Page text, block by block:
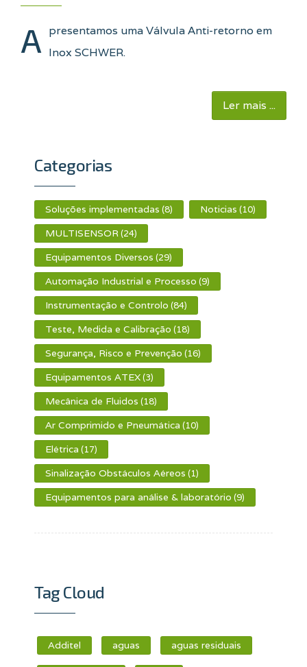
A presentamos uma Válvula Anti-retorno em
Inox SCHWER.
Ler mais ...
Categorias
Soluções implementadas (8) Noticias (10)
MULTISENSOR(24)
Equipamentos Diversos (29)
Automação Industrial e Processo (9)
Instrumentação e Controlo (84)
Teste, Medida e Calibração (18)
Segurança, Risco e Prevenção (16)
Equipamentos ATEX(3)
Mecânica de Fluidos (18)
Ar Comprimido e Pneumática (10)
Elétrica (17)
Sinalização Obstáculos Aéreos (1)
Equipamentos para análise & laboratório (9)
Tag Cloud
Additel aguas aguas residuais